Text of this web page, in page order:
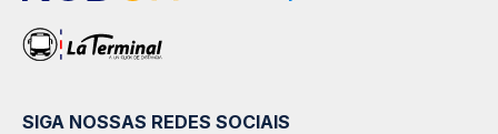
SIGA NOSSAS REDES SOCIAIS